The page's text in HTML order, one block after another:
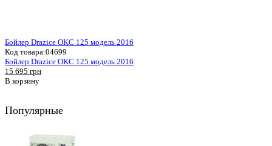
Бойлер Drazice OKC 125 модель 2016
Код товара:04699
Бойлер Drazice OKC 125 модель 2016
15 695 грн
В корзину
Популярные